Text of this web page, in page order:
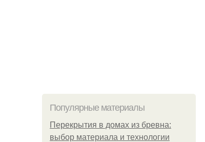
Популярные материалы
Перекрытия в домах из бревна:
выбор материала и технологии